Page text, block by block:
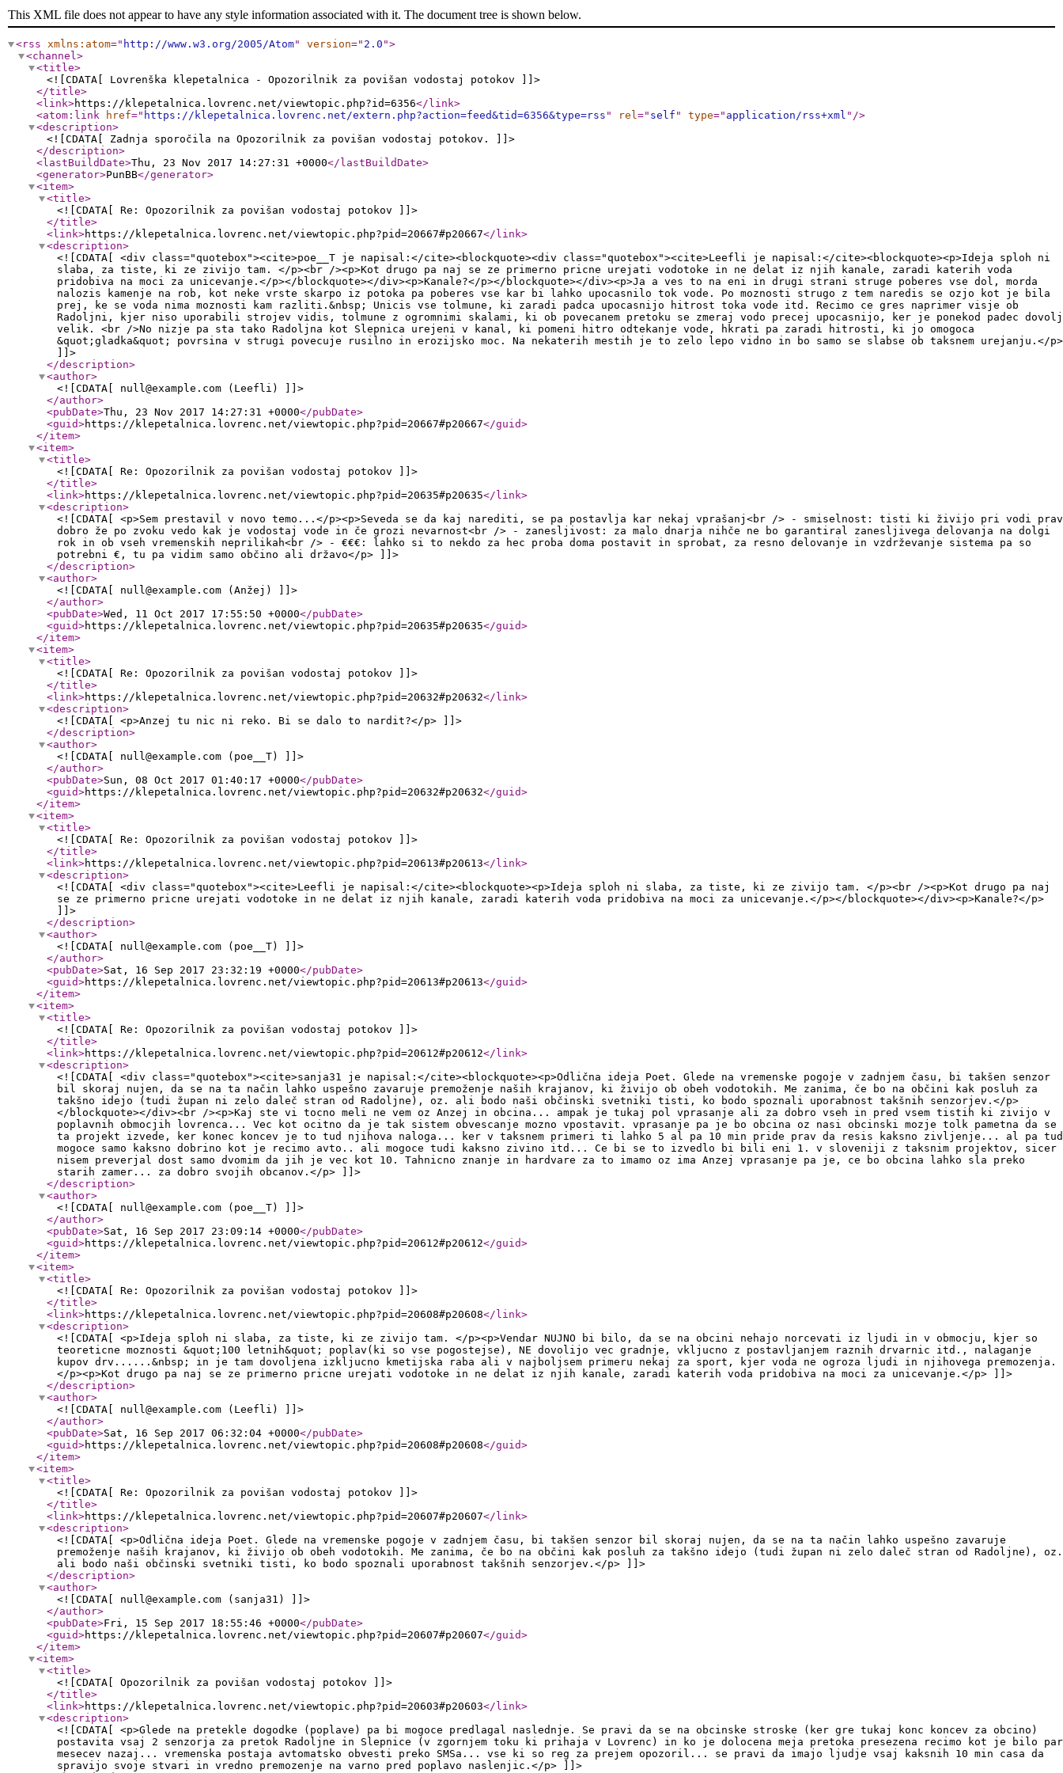
This XML file does not appear to have any style information associated with it. The document tree is shown below.
<rss xmlns:atom=" http://www.w3.org/2005/Atom" version=" 2.0 ">
<channel>
<title>
<![CDATA[ Lovrenška klepetalnica - Opozorilnik za povišan vodostaj potokov ]]>
</title>
<link>https://klepetalnica.lovrenc.net/viewtopic.php?id=6356</link>
<atom:link
href=" https://klepetalnica.lovrenc.net/extern.php?action=feed&tid=6356&type=rss " rel=" self " type=" application/rss+xml " />
<description>
<![CDATA[ Zadnja sporočila na Opozorilnik za povišan vodostaj potokov. ]]>
</description>
<lastBuildDate>Thu, 23 Nov 2017 14:27:31 +0000</lastBuildDate>
<generator>PunBB</generator>
<item>
<title>
<![CDATA[ Re: Opozorilnik za povišan vodostaj potokov ]]>
</title>
<link>https://klepetalnica.lovrenc.net/viewtopic.php?pid=20667#p20667</link>
<description>
<![CDATA[ <div class="quotebox"><cite>poe__T je napisal:</cite><blockquote><div class="quotebox"><cite>Leefli je napisal:</cite><blockquote><p>Ideja sploh ni
slaba, za tiste, ki ze zivijo tam. </p><br /><p>Kot drugo pa naj se ze primerno pricne urejati vodotoke in ne delat iz njih kanale, zaradi katerih voda
pridobiva na moci za unicevanje.</p></blockquote></div><p>Kanale?</p></blockquote></div><p>Ja a ves to na eni in drugi strani struge poberes vse dol, morda
nalozis kamenje na rob, kot neke vrste skarpo iz potoka pa poberes vse kar bi lahko upocasnilo tok vode. Po moznosti strugo z tem naredis se ozjo kot je bila
prej, ke se voda nima moznosti kam razliti.&nbsp; Unicis vse tolmune, ki zaradi padca upocasnijo hitrost toka vode itd. Recimo ce gres naprimer visje ob
Radoljni, kjer niso uporabili strojev vidis, tolmune z ogromnimi skalami, ki ob povecanem pretoku se zmeraj vodo precej upocasnijo, ker je ponekod padec dovolj
velik. <br />No nizje pa sta tako Radoljna kot Slepnica urejeni v kanal, ki pomeni hitro odtekanje vode, hkrati pa zaradi hitrosti, ki jo omogoca
&quot;gladka&quot; povrsina v strugi povecuje rusilno in erozijsko moc. Na nekaterih mestih je to zelo lepo vidno in bo samo se slabse ob taksnem urejanju.</p>
]]>
</description>
<author>
<![CDATA[ null@example.com (Leefli) ]]>
</author>
<pubDate>Thu, 23 Nov 2017 14:27:31 +0000</pubDate>
<guid>https://klepetalnica.lovrenc.net/viewtopic.php?pid=20667#p20667</guid>
</item>
<item>
<title>
<![CDATA[ Re: Opozorilnik za povišan vodostaj potokov ]]>
</title>
<link>https://klepetalnica.lovrenc.net/viewtopic.php?pid=20635#p20635</link>
<description>
<![CDATA[ <p>Sem prestavil v novo temo...</p><p>Seveda se da kaj narediti, se pa postavlja kar nekaj vprašanj<br /> - smiselnost: tisti ki živijo pri vodi prav
dobro že po zvoku vedo kak je vodostaj vode in če grozi nevarnost<br /> - zanesljivost: za malo dnarja nihče ne bo garantiral zanesljivega delovanja na dolgi
rok in ob vseh vremenskih neprilikah<br /> - €€€: lahko si to nekdo za hec proba doma postavit in sprobat, za resno delovanje in vzdrževanje sistema pa so
potrebni €, tu pa vidim samo občino ali državo</p> ]]>
</description>
<author>
<![CDATA[ null@example.com (Anžej) ]]>
</author>
<pubDate>Wed, 11 Oct 2017 17:55:50 +0000</pubDate>
<guid>https://klepetalnica.lovrenc.net/viewtopic.php?pid=20635#p20635</guid>
</item>
<item>
<title>
<![CDATA[ Re: Opozorilnik za povišan vodostaj potokov ]]>
</title>
<link>https://klepetalnica.lovrenc.net/viewtopic.php?pid=20632#p20632</link>
<description>
<![CDATA[ <p>Anzej tu nic ni reko. Bi se dalo to nardit?</p> ]]>
</description>
<author>
<![CDATA[ null@example.com (poe__T) ]]>
</author>
<pubDate>Sun, 08 Oct 2017 01:40:17 +0000</pubDate>
<guid>https://klepetalnica.lovrenc.net/viewtopic.php?pid=20632#p20632</guid>
</item>
<item>
<title>
<![CDATA[ Re: Opozorilnik za povišan vodostaj potokov ]]>
</title>
<link>https://klepetalnica.lovrenc.net/viewtopic.php?pid=20613#p20613</link>
<description>
<![CDATA[ <div class="quotebox"><cite>Leefli je napisal:</cite><blockquote><p>Ideja sploh ni slaba, za tiste, ki ze zivijo tam. </p><br /><p>Kot drugo pa naj
se ze primerno pricne urejati vodotoke in ne delat iz njih kanale, zaradi katerih voda pridobiva na moci za unicevanje.</p></blockquote></div><p>Kanale?</p>
]]>
</description>
<author>
<![CDATA[ null@example.com (poe__T) ]]>
</author>
<pubDate>Sat, 16 Sep 2017 23:32:19 +0000</pubDate>
<guid>https://klepetalnica.lovrenc.net/viewtopic.php?pid=20613#p20613</guid>
</item>
<item>
<title>
<![CDATA[ Re: Opozorilnik za povišan vodostaj potokov ]]>
</title>
<link>https://klepetalnica.lovrenc.net/viewtopic.php?pid=20612#p20612</link>
<description>
<![CDATA[ <div class="quotebox"><cite>sanja31 je napisal:</cite><blockquote><p>Odlična ideja Poet. Glede na vremenske pogoje v zadnjem času, bi takšen senzor
bil skoraj nujen, da se na ta način lahko uspešno zavaruje premoženje naših krajanov, ki živijo ob obeh vodotokih. Me zanima, če bo na občini kak posluh za
takšno idejo (tudi župan ni zelo daleč stran od Radoljne), oz. ali bodo naši občinski svetniki tisti, ko bodo spoznali uporabnost takšnih senzorjev.</p>
</blockquote></div><br /><p>Kaj ste vi tocno meli ne vem oz Anzej in obcina... ampak je tukaj pol vprasanje ali za dobro vseh in pred vsem tistih ki zivijo v
poplavnih obmocjih lovrenca... Vec kot ocitno da je tak sistem obvescanje mozno vpostavit. vprasanje pa je bo obcina oz nasi obcinski mozje tolk pametna da se
ta projekt izvede, ker konec koncev je to tud njihova naloga... ker v taksnem primeri ti lahko 5 al pa 10 min pride prav da resis kaksno zivljenje... al pa tud
mogoce samo kaksno dobrino kot je recimo avto.. ali mogoce tudi kaksno zivino itd... Ce bi se to izvedlo bi bili eni 1. v sloveniji z taksnim projektov, sicer
nisem preverjal dost samo dvomim da jih je vec kot 10. Tahnicno znanje in hardvare za to imamo oz ima Anzej vprasanje pa je, ce bo obcina lahko sla preko
starih zamer... za dobro svojih obcanov.</p> ]]>
</description>
<author>
<![CDATA[ null@example.com (poe__T) ]]>
</author>
<pubDate>Sat, 16 Sep 2017 23:09:14 +0000</pubDate>
<guid>https://klepetalnica.lovrenc.net/viewtopic.php?pid=20612#p20612</guid>
</item>
<item>
<title>
<![CDATA[ Re: Opozorilnik za povišan vodostaj potokov ]]>
</title>
<link>https://klepetalnica.lovrenc.net/viewtopic.php?pid=20608#p20608</link>
<description>
<![CDATA[ <p>Ideja sploh ni slaba, za tiste, ki ze zivijo tam. </p><p>Vendar NUJNO bi bilo, da se na obcini nehajo norcevati iz ljudi in v obmocju, kjer so
teoreticne moznosti &quot;100 letnih&quot; poplav(ki so vse pogostejse), NE dovolijo vec gradnje, vkljucno z postavljanjem raznih drvarnic itd., nalaganje
kupov drv......&nbsp; in je tam dovoljena izkljucno kmetijska raba ali v najboljsem primeru nekaj za sport, kjer voda ne ogroza ljudi in njihovega premozenja.
</p><p>Kot drugo pa naj se ze primerno pricne urejati vodotoke in ne delat iz njih kanale, zaradi katerih voda pridobiva na moci za unicevanje.</p> ]]>
</description>
<author>
<![CDATA[ null@example.com (Leefli) ]]>
</author>
<pubDate>Sat, 16 Sep 2017 06:32:04 +0000</pubDate>
<guid>https://klepetalnica.lovrenc.net/viewtopic.php?pid=20608#p20608</guid>
</item>
<item>
<title>
<![CDATA[ Re: Opozorilnik za povišan vodostaj potokov ]]>
</title>
<link>https://klepetalnica.lovrenc.net/viewtopic.php?pid=20607#p20607</link>
<description>
<![CDATA[ <p>Odlična ideja Poet. Glede na vremenske pogoje v zadnjem času, bi takšen senzor bil skoraj nujen, da se na ta način lahko uspešno zavaruje
premoženje naših krajanov, ki živijo ob obeh vodotokih. Me zanima, če bo na občini kak posluh za takšno idejo (tudi župan ni zelo daleč stran od Radoljne), oz.
ali bodo naši občinski svetniki tisti, ko bodo spoznali uporabnost takšnih senzorjev.</p> ]]>
</description>
<author>
<![CDATA[ null@example.com (sanja31) ]]>
</author>
<pubDate>Fri, 15 Sep 2017 18:55:46 +0000</pubDate>
<guid>https://klepetalnica.lovrenc.net/viewtopic.php?pid=20607#p20607</guid>
</item>
<item>
<title>
<![CDATA[ Opozorilnik za povišan vodostaj potokov ]]>
</title>
<link>https://klepetalnica.lovrenc.net/viewtopic.php?pid=20603#p20603</link>
<description>
<![CDATA[ <p>Glede na pretekle dogodke (poplave) pa bi mogoce predlagal naslednje. Se pravi da se na obcinske stroske (ker gre tukaj konc koncev za obcino)
postavita vsaj 2 senzorja za pretok Radoljne in Slepnice (v zgornjem toku ki prihaja v Lovrenc) in ko je dolocena meja pretoka presezena recimo kot je bilo par
mesecev nazaj... vremenska postaja avtomatsko obvesti preko SMSa... vse ki so reg za prejem opozoril... se pravi da imajo ljudje vsaj kaksnih 10 min casa da
spravijo svoje stvari in vredno premozenje na varno pred poplavo naslenjic.</p> ]]>